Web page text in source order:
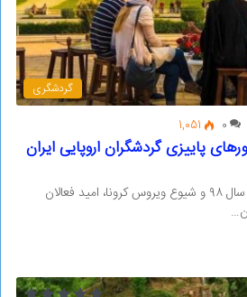
گردشگری
0
1,051
پاییزی گردشگران اروپایی ایران
توریسم آنلاین : پس از وقایع سال ۹۸ و شیوع ویروس کرونا، امید فعالان